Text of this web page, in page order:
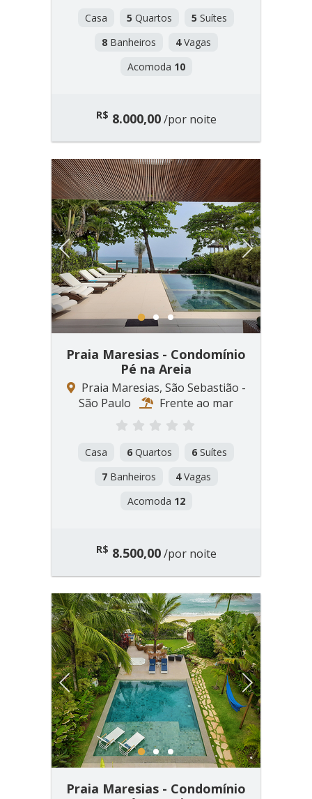
Casa 5 Quartos 5 Suítes
8Banheiros 4Vagas
Acomoda 10
R$ 8.000,00/por noite
Previous Next
1 2 3
Praia Maresias - Condomínio
Pé na Areia
Praia Maresias, São Sebastião -
São Paulo
Frente ao mar
Casa 6 Quartos 6 Suítes
7Banheiros 4Vagas
Acomoda 12
R$ 8.500,00/por noite
Previous Next
1 2 3
Praia Maresias - Condomínio